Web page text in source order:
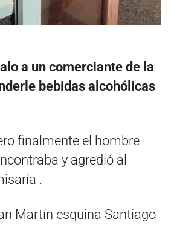
a un comerciante de la
bebidas alcohólicas
finalmente el hombre
y agredió al
.
Martín esquina Santiago